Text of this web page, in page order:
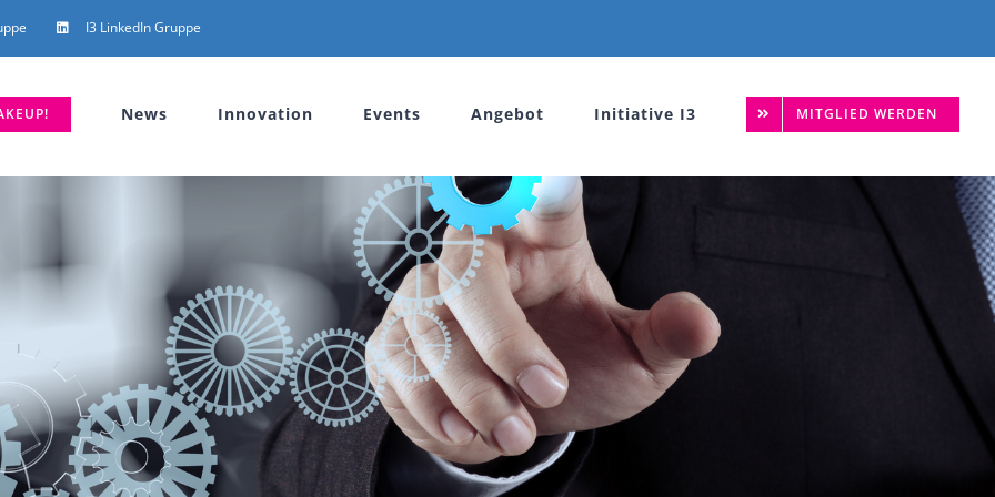
I3 LinkedIn Gruppe
News Innovation Events Angebot Initiative I3 MITGLIED WERDEN